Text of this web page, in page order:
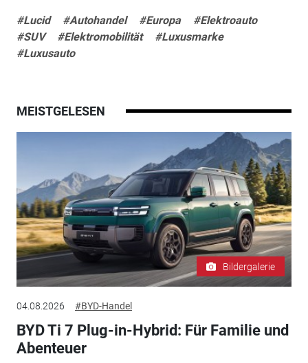
#Lucid #Autohandel #Europa
#Elektroauto
#SUV
#Elektromobilität
#Luxusmarke
#Luxusauto
MEISTGELESEN
Bildergalerie
04.08.2026 #BYD-Handel
BYD Ti 7 Plug-in-Hybrid: Für Familie und
Abenteuer